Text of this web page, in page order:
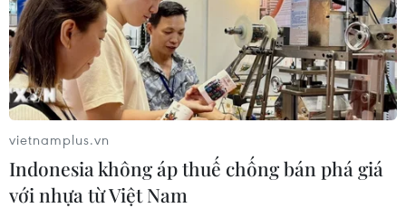
vietnamplus.vn
Indonesia không áp thuế chống bán phá giá
với nhựa từ Việt Nam